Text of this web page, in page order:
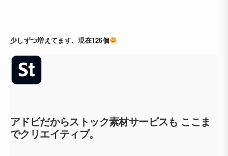
少しずつ増えてます、現在126個
アドビだからストック素材サービスも ここま
でクリエイティブ。